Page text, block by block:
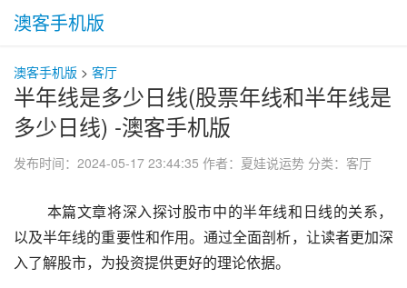
澳客手机版
澳客手机版 > 客厅
半年线是多少日线(股票年线和半年线是
多少日线) -澳客手机版
发布时间：2024-05-17 23:44:35 作者：夏娃说运势 分类： 客厅
以及半年线的重要性和作用。通过全面剖析，让读者更加深
入了解股市，为投资提供更好的理论依据。